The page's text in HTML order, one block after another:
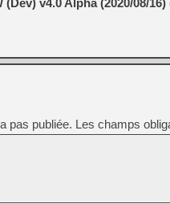
(Dev) v4.0 Alpha (2020/08/16)
pas publiée. Les champs